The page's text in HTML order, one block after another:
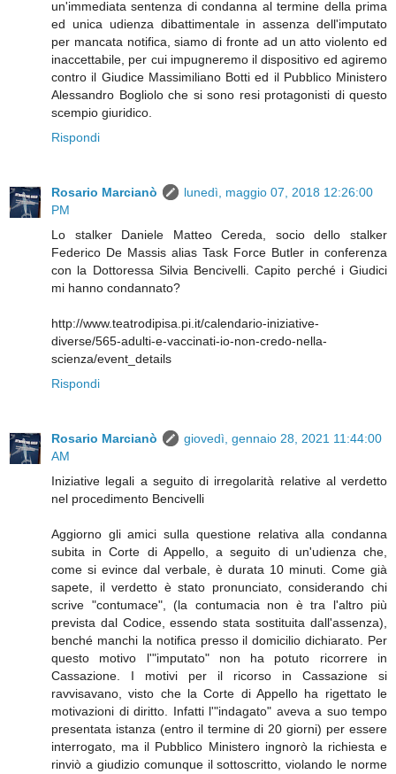
un'immediata sentenza di condanna al termine della prima
ed unica udienza dibattimentale in assenza dell'imputato
per mancata notifica, siamo di fronte ad un atto violento ed
inaccettabile, per cui impugneremo il dispositivo ed agiremo
contro il Giudice Massimiliano Botti ed il Pubblico Ministero
Alessandro Bogliolo che si sono resi protagonisti di questo
scempio giuridico.
Rispondi
Rosario Marcianò
lunedì, maggio 07, 2018 12:26:00
PM
Lo stalker Daniele Matteo Cereda, socio dello stalker
Federico De Massis alias Task Force Butler in conferenza
con la Dottoressa Silvia Bencivelli. Capito perché i Giudici
mi hanno condannato?
http://www.teatrodipisa.pi.it/calendario-iniziative-
diverse/565-adulti-e-vaccinati-io-non-credo-nella-
scienza/event_details
Rispondi
Rosario Marcianò
giovedì, gennaio 28, 2021 11:44:00
AM
Iniziative legali a seguito di irregolarità relative al verdetto
nel procedimento Bencivelli
Aggiorno gli amici sulla questione relativa alla condanna
subita in Corte di Appello, a seguito di un'udienza che,
come si evince dal verbale, è durata 10 minuti. Come già
sapete, il verdetto è stato pronunciato, considerando chi
scrive "contumace", (la contumacia non è tra l'altro più
prevista dal Codice, essendo stata sostituita dall'assenza),
benché manchi la notifica presso il domicilio dichiarato. Per
questo motivo l'"imputato" non ha potuto ricorrere in
Cassazione. I motivi per il ricorso in Cassazione si
ravvisavano, visto che la Corte di Appello ha rigettato le
motivazioni di diritto. Infatti l'"indagato" aveva a suo tempo
presentata istanza (entro il termine di 20 giorni) per essere
interrogato, ma il Pubblico Ministero ingnorò la richiesta e
rinviò a giudizio comunque il sottoscritto, violando le norme